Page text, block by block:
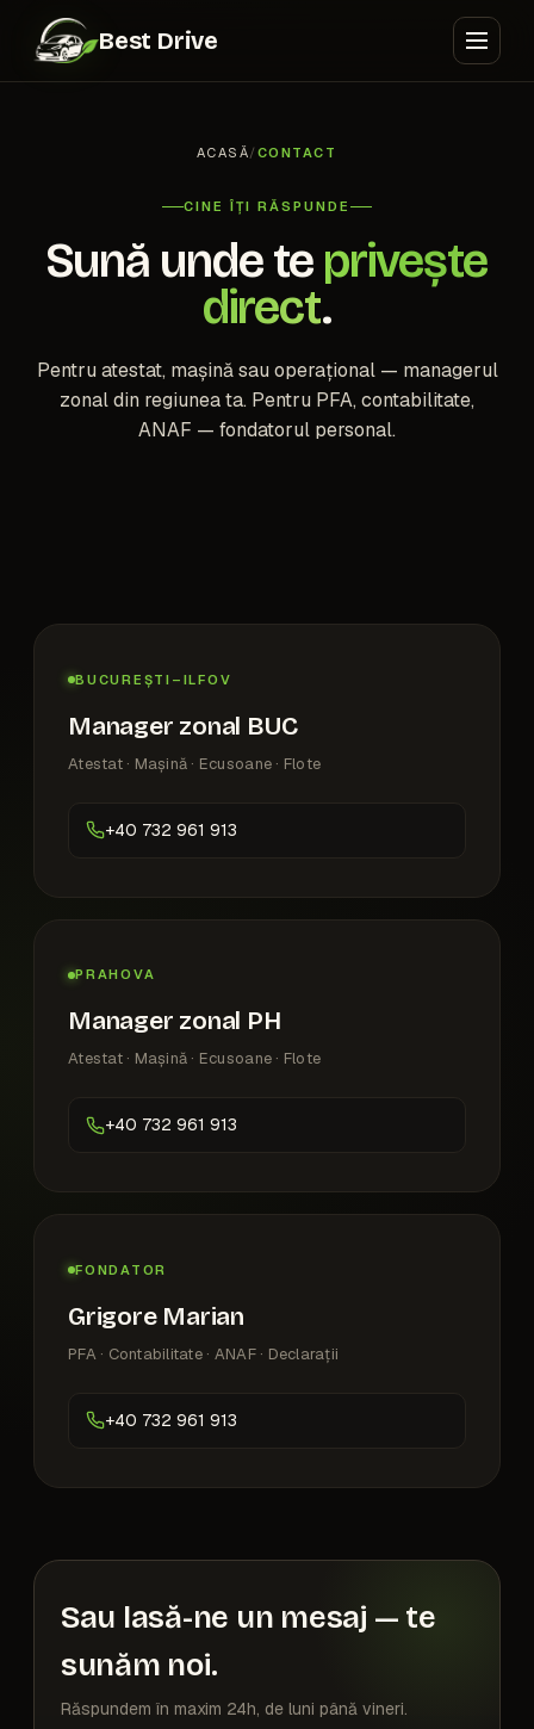
Best Drive
ACASĂ/ CONTACT
CINE ÎȚI RĂSPUNDE
Sună unde te privește
direct.
Pentru atestat, mașină sau operațional — managerul
zonal din regiunea ta. Pentru PFA, contabilitate,
ANAF — fondatorul personal.
BUCUREȘTI–ILFOV
Manager zonal BUC
Atestat · Mașină · Ecusoane · Flote
+40 732 961 913
PRAHOVA
Manager zonal PH
Atestat · Mașină · Ecusoane · Flote
+40 732 961 913
FONDATOR
Grigore Marian
PFA · Contabilitate · ANAF · Declarații
+40 732 961 913
Sau lasă-ne un mesaj — te
sunăm noi.
Răspundem în maxim 24h, de luni până vineri.